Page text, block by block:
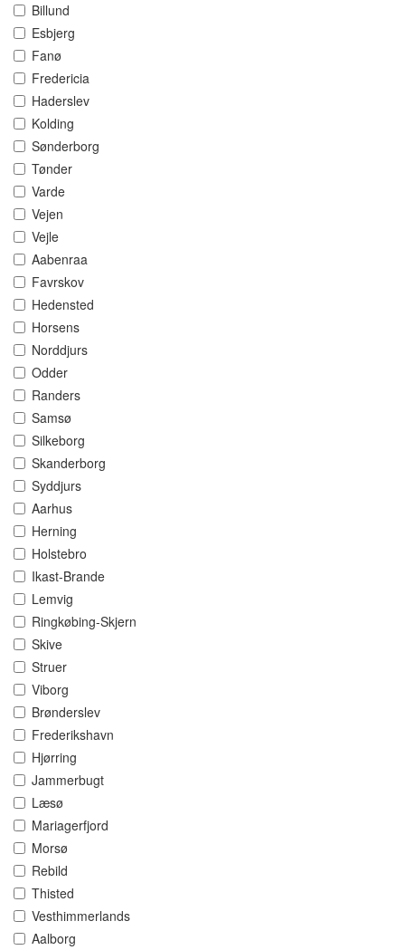
Billund
Esbjerg
Fanø
Fredericia
Haderslev
Kolding
Sønderborg
Tønder
Varde
Vejen
Vejle
Aabenraa
Favrskov
Hedensted
Horsens
Norddjurs
Odder
Randers
Samsø
Silkeborg
Skanderborg
Syddjurs
Aarhus
Herning
Holstebro
Ikast-Brande
Lemvig
Ringkøbing-Skjern
Skive
Struer
Viborg
Brønderslev
Frederikshavn
Hjørring
Jammerbugt
Læsø
Mariagerfjord
Morsø
Rebild
Thisted
Vesthimmerlands
Aalborg